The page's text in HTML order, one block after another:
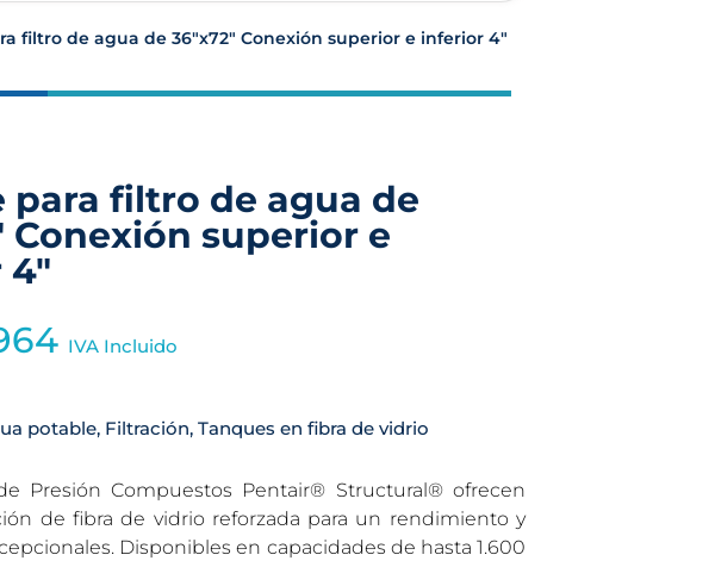
filtro de agua de 36″x72″ Conexión superior e inferior 4″
para filtro de agua de
Conexión superior e
IVA Incluido
potable, Filtración, Tanques en fibra de vidrio
Presión Compuestos Pentair® Structural® ofrecen
de fibra de vidrio reforzada para un rendimiento y
Disponibles en capacidades de hasta 1.600